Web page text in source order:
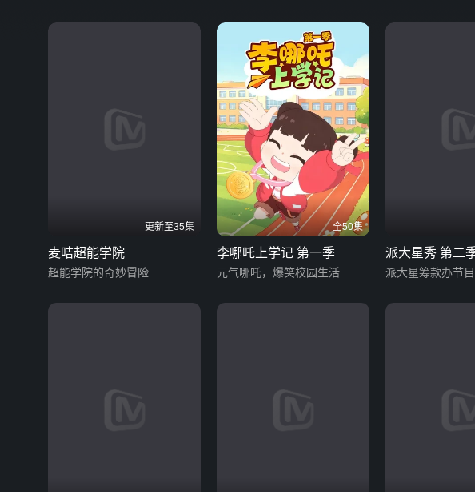
更新至35集
麦咭超能学院
超能学院的奇妙冒险
全50集
李哪吒上学记 第一季
元气哪吒，爆笑校园生活
派大星秀 第二
派大星筹款办节目